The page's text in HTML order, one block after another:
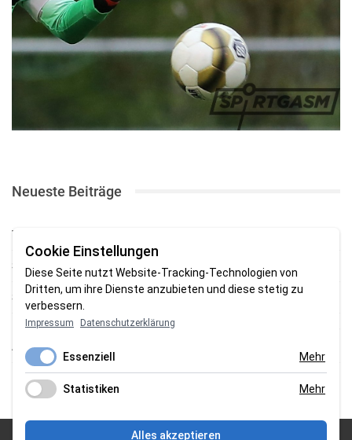
Neueste Beiträge
TSV gewinnt Testspiel bei Braker Reserve
SV Brake gewinnt erstes Heimspiel mit 2:0
SV Brake feiert 5:2-Auftaktsieg beim Delmenhorster TB
Fehlstart in Oldenburg: 1. FC Nordenham verliert zum Bezirksliga-
Auftakt
Fußball in der Wesermarsch: Die Bilder vom Wochenende
Cookie Einstellungen
Diese Seite nutzt Website-Tracking-Technologien von
Dritten, um ihre Dienste anzubieten und diese stetig zu
verbessern.
Impressum Datenschutzerklärung
Essenziell Mehr
Statistiken Mehr
Alles akzeptieren